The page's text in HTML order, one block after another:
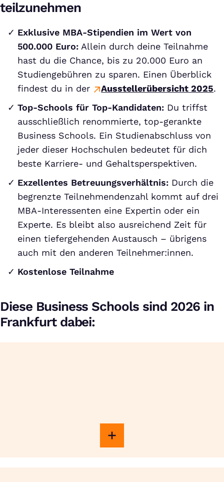
teilzunehmen
Exklusive MBA-Stipendien im Wert von
500.000 Euro: Allein durch deine Teilnahme
hast du die Chance, bis zu 20.000 Euro an
Studiengebühren zu sparen. Einen Überblick
findest du in der
Ausstellerübersicht 2025.
Top-Schools für Top-Kandidaten: Du triffst
ausschließlich renommierte, top-gerankte
Business Schools. Ein Studienabschluss von
jeder dieser Hochschulen bedeutet für dich
beste Karriere- und Gehaltsperspektiven.
Exzellentes Betreuungsverhältnis: Durch die
begrenzte Teilnehmendenzahl kommt auf drei
MBA-Interessenten eine Expertin oder ein
Experte. Es bleibt also ausreichend Zeit für
einen tiefergehenden Austausch – übrigens
auch mit den anderen Teilnehmer:innen.
Kostenlose Teilnahme
Diese Business Schools sind 2026 in
Frankfurt dabei: